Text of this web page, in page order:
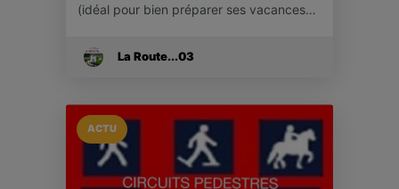
(idéal pour bien préparer ses vacances…
La Route...03
ACTU